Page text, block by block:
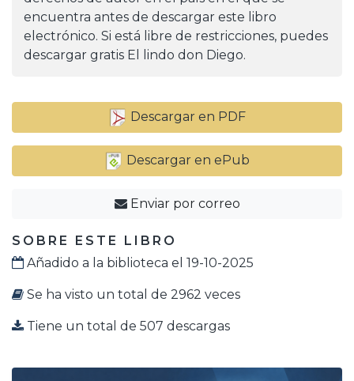
encuentra antes de descargar este libro
electrónico. Si está libre de restricciones, puedes
descargar gratis El lindo don Diego.
Descargar en PDF
Descargar en ePub
Enviar por correo
SOBRE ESTE LIBRO
Añadido a la biblioteca el 19-10-2025
Se ha visto un total de 2962 veces
Tiene un total de 507 descargas